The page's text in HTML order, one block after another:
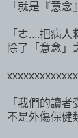
「就是『意念
「ㄜ....把病
除了「意念」
「我們的讀
不是外傷保健